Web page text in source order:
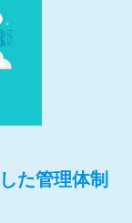
た管理体制